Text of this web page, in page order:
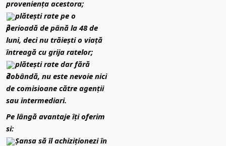
proveniența acestora;
plătești rate pe o
perioadă de până la 48 de
luni, deci nu trăiești o viață
întreagă cu grija ratelor;
plătești rate dar fără
dobândă, nu este nevoie nici
de comisioane către agenții
sau intermediari.
Pe lângă avantaje îți oferim
si:
Șansa să îl achiziționezi în